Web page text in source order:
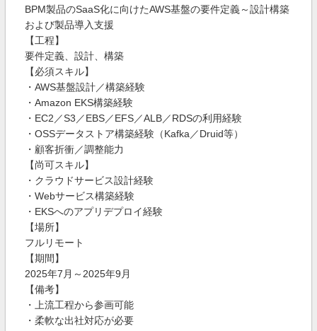
BPM製品のSaaS化に向けたAWS基盤の要件定義～設計構築
および製品導入支援
【工程】
要件定義、設計、構築
【必須スキル】
・AWS基盤設計／構築経験
・Amazon EKS構築経験
・EC2／S3／EBS／EFS／ALB／RDSの利用経験
・OSSデータストア構築経験（Kafka／Druid等）
・顧客折衝／調整能力
【尚可スキル】
・クラウドサービス設計経験
・Webサービス構築経験
・EKSへのアプリデプロイ経験
【場所】
フルリモート
【期間】
2025年7月～2025年9月
【備考】
・上流工程から参画可能
・柔軟な出社対応が必要